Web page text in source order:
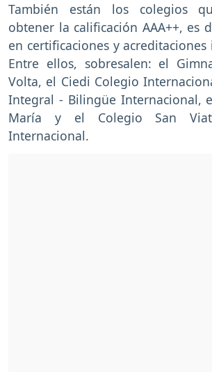
También están los colegios
obtener la calificación AAA++, es
en certificaciones y
Entre ellos, sobresalen: el
Volta, el Ciedi Colegio
Integral - Bilingüe Internacional,
María y el Colegio San
Internacional.